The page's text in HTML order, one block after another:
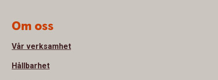
Om oss
Vår verksamhet
Hållbarhet